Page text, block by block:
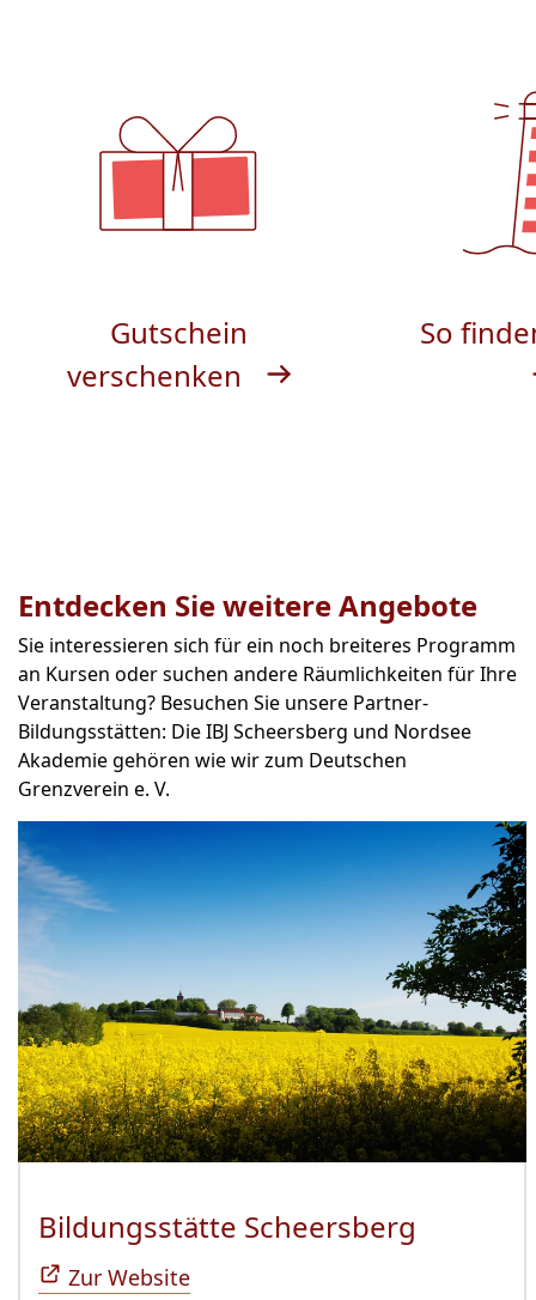
Gutschein
verschenken
So
Entdecken Sie weitere Angebote
Sie interessieren sich für ein noch breiteres Programm
an Kursen oder suchen andere Räumlichkeiten für Ihre
Veranstaltung? Besuchen Sie unsere Partner-
Bildungsstätten: Die IBJ Scheersberg und Nordsee
Akademie gehören wie wir zum Deutschen
Grenzverein e. V.
Bildungsstätte Scheersberg
Zur Website